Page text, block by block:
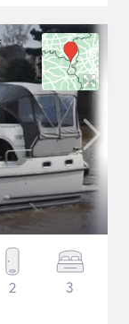
2 3